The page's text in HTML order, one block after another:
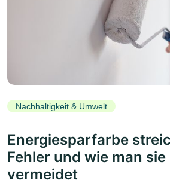
Nachhaltigkeit & Umwelt
Energiesparfarbe
Fehler und wie man
vermeidet